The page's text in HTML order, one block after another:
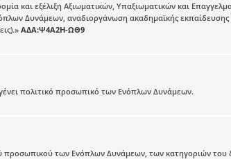
και εξέλιξη Αξιωματικών, Υπαξιωματικών και
Δυνάμεων, αναδιοργάνωση ακαδημαϊκής
ΑΔΑ:Ψ4Α2Η-ΩΘ9
πολιτικό προσωπικό των Ενόπλων Δυνάμεων.
προσωπικού των Ενόπλων Δυνάμεων, των κατηγοριών